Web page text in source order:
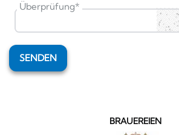
Überprüfung*
SENDEN
BRAUEREIEN